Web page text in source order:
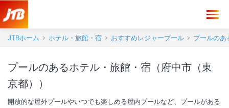
JTBホーム ホテル・旅館・宿 おすすめレジャープール プールのあ
プールのあるホテル・旅館・宿（府中市（東
京都））
開放的な屋外プールやいつでも楽しめる屋内プールなど、プールがある